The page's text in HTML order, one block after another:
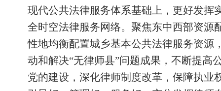
现代公共法律服务体系基础上，更好发挥
全时空法律服务网络。聚焦东中西部资源
性地均衡配置城乡基本公共法律服务资源
动和解决“无律师县”问题成果，不断提高
党的建设，深化律师制度改革，保障执业